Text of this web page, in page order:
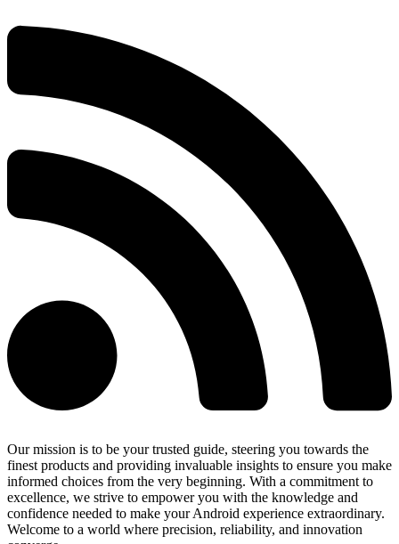
Our mission is to be your trusted guide, steering you towards the
finest products and providing invaluable insights to ensure you make
informed choices from the very beginning. With a commitment to
excellence, we strive to empower you with the knowledge and
confidence needed to make your Android experience extraordinary.
Welcome to a world where precision, reliability, and innovation